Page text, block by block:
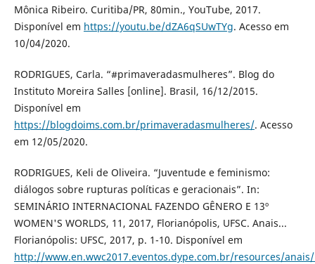
Mônica Ribeiro. Curitiba/PR, 80min., YouTube, 2017.
Disponível em https://youtu.be/dZA6qSUwTYg. Acesso em
10/04/2020.
RODRIGUES, Carla. “#primaveradasmulheres”. Blog do
Instituto Moreira Salles [online]. Brasil, 16/12/2015.
Disponível em
https://blogdoims.com.br/primaveradasmulheres/. Acesso
em 12/05/2020.
RODRIGUES, Keli de Oliveira. “Juventude e feminismo:
diálogos sobre rupturas políticas e geracionais”. In:
SEMINÁRIO INTERNACIONAL FAZENDO GÊNERO E 13º
WOMEN'S WORLDS, 11, 2017, Florianópolis, UFSC. Anais...
Florianópolis: UFSC, 2017, p. 1-10. Disponível em
http://www.en.wwc2017.eventos.dype.com.br/resources/anais/